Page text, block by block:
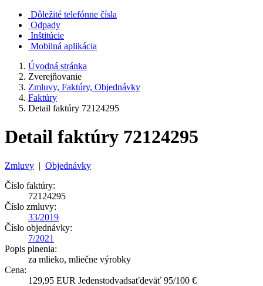
Dôležité telefónne čísla
Odpady
Inštitúcie
Mobilná aplikácia
Úvodná stránka
Zverejňovanie
Zmluvy, Faktúry, Objednávky
Faktúry
Detail faktúry 72124295
Detail faktúry 72124295
Zmluvy | Objednávky
Číslo faktúry:
72124295
Číslo zmluvy:
33/2019
Číslo objednávky:
7/2021
Popis plnenia:
za mlieko, mliečne výrobky
Cena:
129,95 EUR Jedenstodvadsaťdeväť 95/100 €